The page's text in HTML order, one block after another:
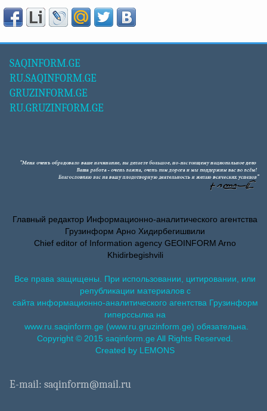
SAQINFORM.GE
RU.SAQINFORM.GE
GRUZINFORM.GE
RU.GRUZINFORM.GE
Главный редактор Информационно-аналитического агентства
Грузинформ Арно Хидирбегишвили
Chief editor of Information agency GEOINFORM Arno
Khidirbegishvili
Все права защищены. При использовании, цитировании, или
републикации материалов с
сайта информационно-аналитического агентства Грузинформ
гиперссылка на
www.ru.saqinform.ge (www.ru.gruzinform.ge) обязательна.
Copyright © 2015 saqinform.ge All Rights Reserved.
Created by LEMONS
E-mail: saqinform@mail.ru